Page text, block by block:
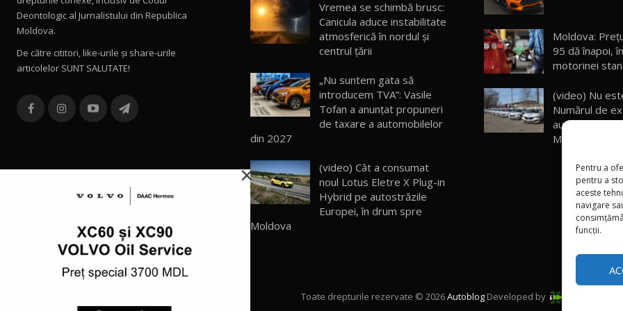
Pentru a
pentru a
aceste
navigare
funcții.
Deontologic al Jurnalistului din Republica
Moldova.
De către cititori, like-urile şi share-urile
articolelor SUNT SALUTATE!
Vremea se schimbă brusc:
Canicula aduce instabilitate
atmosferică în nordul și
centrul țării
„Nu suntem gata să
introducem TVA”: Vasile
Tofan a anunțat propuneri
de taxare a automobilelor
din 2027
(video) Cât a consumat
noul Lotus Eletre X Plug-in
Hybrid pe autostrăzile
Europei, în drum spre
Moldova
Moldova:
95 dă înapoi,
motorinei
(video) Nu
Numărul de
auto demiși în
Moldova
Toate drepturile rezervate © 2026Autoblog Developed by
×